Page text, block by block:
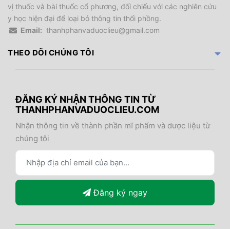
vị thuốc và bài thuốc cổ phương, đối chiếu với các nghiên cứu
y học hiện đại để loại bỏ thông tin thổi phồng.
Email: thanhphanvaduoclieu@gmail.com
THEO DÕI CHÚNG TÔI
ĐĂNG KÝ NHẬN THÔNG TIN TỪ
THANHPHANVADUOCLIEU.COM
Nhận thông tin về thành phần mĩ phẩm và dược liệu từ
chúng tôi
Đăng ký ngay